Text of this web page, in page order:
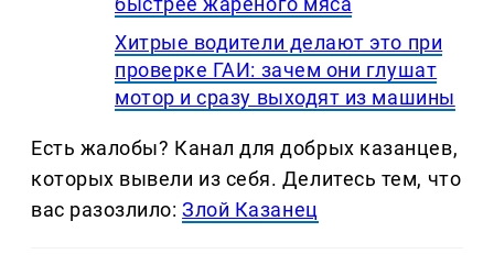
Хитрые водители делают это при
проверке ГАИ: зачем они глушат
мотор и сразу выходят из машины
Есть жалобы? Канал для добрых казанцев,
которых вывели из себя. Делитеcь тем, что
вас разозлило:Злой Казанец